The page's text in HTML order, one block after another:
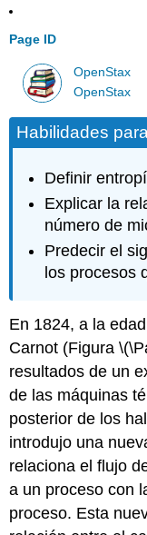
Page ID
OpenStax
OpenStax
Habilidades
Definir
Explicar la
número de
Predecir el
los procesos
En 1824, a la
Carnot (Figura
resultados de un
de las máquinas
posterior de los
introdujo una
relaciona el flujo
a un proceso con
proceso. Esta